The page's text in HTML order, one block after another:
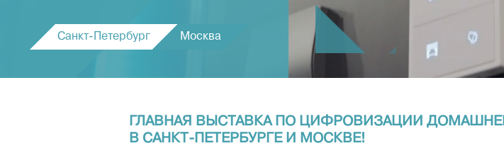
Санкт-Петербург Москва
ГЛАВНАЯ ВЫСТАВКА ПО ЦИФРОВИЗАЦИИ
В САНКТ-ПЕТЕРБУРГЕ И МОСКВЕ!